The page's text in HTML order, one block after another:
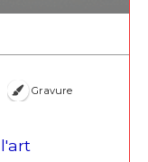
Gravure